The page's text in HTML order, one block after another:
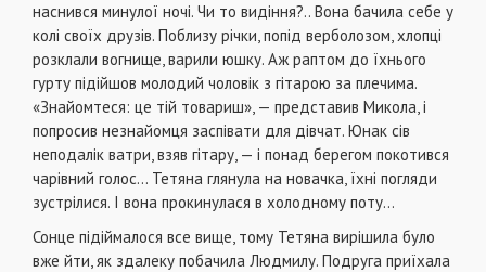
наснився минулої ночі. Чи то видіння?.. Вона бачила себе у
колі своїх друзів. Поблизу річки, попід верболозом, хлопці
розклали вогнище, варили юшку. Аж раптом до їхнього
гурту підійшов молодий чоловік з гітарою за плечима.
«Знайомтеся: це тій товариш», — представив Микола, і
попросив незнайомця заспівати для дівчат. Юнак сів
неподалік ватри, взяв гітару, — і понад берегом покотився
чарівний голос… Тетяна глянула на новачка, їхні погляди
зустрілися. І вона прокинулася в холодному поту…
Сонце підіймалося все вище, тому Тетяна вирішила було
вже йти, як здалеку побачила Людмилу. Подруга приїхала